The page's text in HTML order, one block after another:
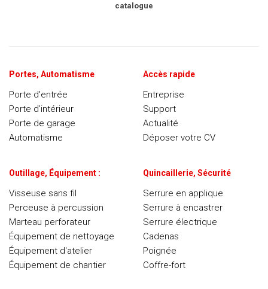
catalogue
Portes, Automatisme
Porte d'entrée
Porte d’intérieur
Porte de garage
Automatisme
Accès rapide
Entreprise
Support
Actualité
Déposer votre CV
Outillage, Équipement :
Visseuse sans fil
Perceuse à percussion
Marteau perforateur
Équipement de nettoyage
Équipement d'atelier
Équipement de chantier
Quincaillerie, Sécurité
Serrure en applique
Serrure à encastrer
Serrure électrique
Cadenas
Poignée
Coffre-fort